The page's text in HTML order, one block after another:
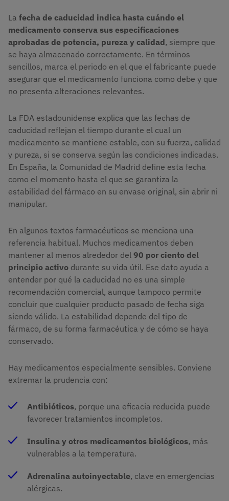
La fecha de caducidad indica hasta cuándo el
medicamento conserva sus especificaciones
aprobadas de potencia, pureza y calidad, siempre que
se haya almacenado correctamente. En términos
sencillos, marca el periodo en el que el fabricante puede
asegurar que el medicamento funciona como debe y que
no presenta alteraciones relevantes.
La FDA estadounidense explica que las fechas de
caducidad reflejan el tiempo durante el cual un
medicamento se mantiene estable, con su fuerza, calidad
y pureza, si se conserva según las condiciones indicadas.
En España, la Comunidad de Madrid define esta fecha
como el momento hasta el que se garantiza la
estabilidad del fármaco en su envase original, sin abrir ni
manipular.
En algunos textos farmacéuticos se menciona una
referencia habitual. Muchos medicamentos deben
mantener al menos alrededor del 90 por ciento del
principio activo durante su vida útil. Ese dato ayuda a
entender por qué la caducidad no es una simple
recomendación comercial, aunque tampoco permite
concluir que cualquier producto pasado de fecha siga
siendo válido. La estabilidad depende del tipo de
fármaco, de su forma farmacéutica y de cómo se haya
conservado.
Hay medicamentos especialmente sensibles. Conviene
extremar la prudencia con:
Antibióticos, porque una eficacia reducida puede
favorecer tratamientos incompletos.
Insulina y otros medicamentos biológicos, más
vulnerables a la temperatura.
Adrenalina autoinyectable, clave en emergencias
alérgicas.